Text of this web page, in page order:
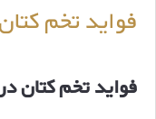
فواید تخم
فواید تخم کتان